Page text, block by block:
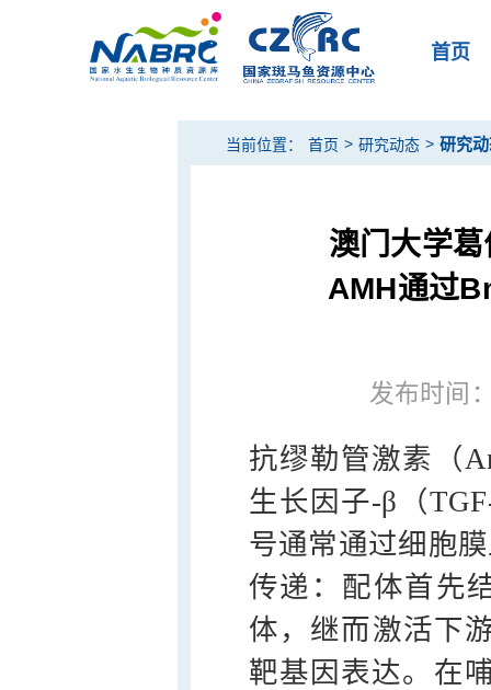
首页
当前位置： 首页 > 研究动态 > 研究
澳门大学
AMH通过
发布时间
抗缪勒管激素（
生长因子-β（
号通常通过细胞
传递：配体首先
体，继而激活下
靶基因表达。在